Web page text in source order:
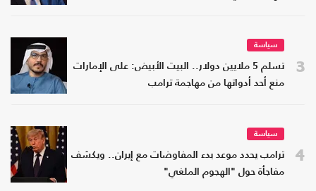
3
سياسة
تسلم 5 ملايين دولار.. البيت الأبيض: على الإمارات
منع أحد أدواتها من مهاجمة ترامب
4
سياسة
ترامب يحدد موعد بدء المفاوضات مع إيران.. ويكشف
مفاجأة حول "الهجوم الملغي"